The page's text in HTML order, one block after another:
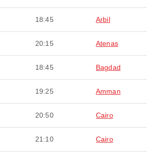
18:45 Arbil
20:15 Atenas
18:45 Bagdad
19:25 Amman
20:50 Cairo
21:10 Cairo